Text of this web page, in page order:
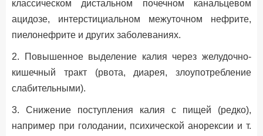
классическом дистальном почечном канальцевом
ацидозе, интерстициальном межуточном нефрите,
пиелонефрите и других заболеваниях.
2. Повышенное выделение калия через желудочно-
кишечный тракт (рвота, диарея, злоупотребление
слабительными).
3. Снижение поступления калия с пищей (редко),
например при голодании, психической анорексии и т.